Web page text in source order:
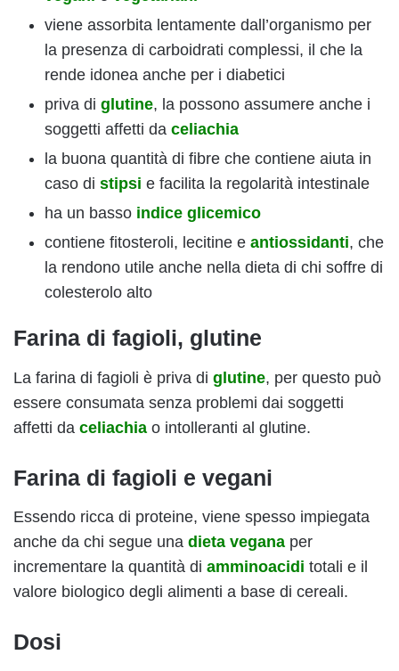
viene assorbita lentamente dall’organismo per
la presenza di carboidrati complessi, il che la
rende idonea anche per i diabetici
priva di glutine, la possono assumere anche i
soggetti affetti da celiachia
la buona quantità di fibre che contiene aiuta in
caso di stipsi e facilita la regolarità intestinale
ha un basso indice glicemico
contiene fitosteroli, lecitine e antiossidanti, che
la rendono utile anche nella dieta di chi soffre di
colesterolo alto
Farina di fagioli, glutine
La farina di fagioli è priva di glutine, per questo può
essere consumata senza problemi dai soggetti
affetti da celiachia o intolleranti al glutine.
Farina di fagioli e vegani
Essendo ricca di proteine, viene spesso impiegata
anche da chi segue una dieta vegana per
incrementare la quantità di amminoacidi totali e il
valore biologico degli alimenti a base di cereali.
Dosi